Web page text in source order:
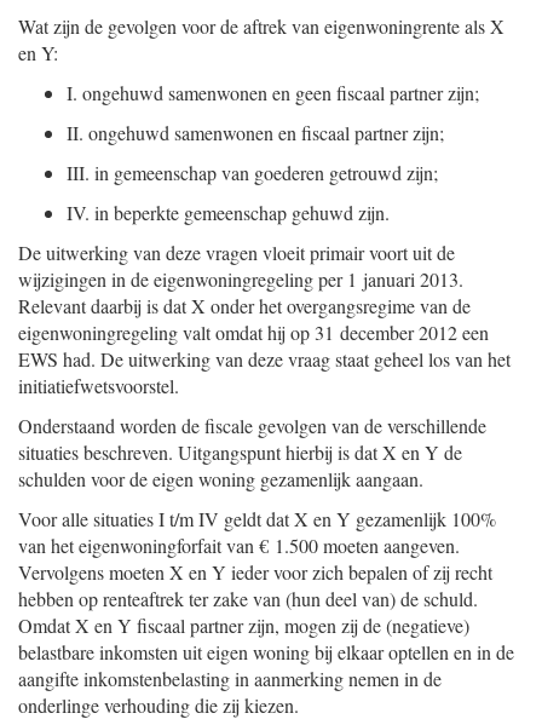
Wat zijn de gevolgen voor de aftrek van eigenwoningrente als X
en Y:
I. ongehuwd samenwonen en geen fiscaal partner zijn;
II. ongehuwd samenwonen en fiscaal partner zijn;
III. in gemeenschap van goederen getrouwd zijn;
IV. in beperkte gemeenschap gehuwd zijn.
De uitwerking van deze vragen vloeit primair voort uit de
wijzigingen in de eigenwoningregeling per 1 januari 2013.
Relevant daarbij is dat X onder het overgangsregime van de
eigenwoningregeling valt omdat hij op 31 december 2012 een
EWS had. De uitwerking van deze vraag staat geheel los van het
initiatiefwetsvoorstel.
Onderstaand worden de fiscale gevolgen van de verschillende
situaties beschreven. Uitgangspunt hierbij is dat X en Y de
schulden voor de eigen woning gezamenlijk aangaan.
Voor alle situaties I t/m IV geldt dat X en Y gezamenlijk 100%
van het eigenwoningforfait van € 1.500 moeten aangeven.
Vervolgens moeten X en Y ieder voor zich bepalen of zij recht
hebben op renteaftrek ter zake van (hun deel van) de schuld.
Omdat X en Y fiscaal partner zijn, mogen zij de (negatieve)
belastbare inkomsten uit eigen woning bij elkaar optellen en in de
aangifte inkomstenbelasting in aanmerking nemen in de
onderlinge verhouding die zij kiezen.